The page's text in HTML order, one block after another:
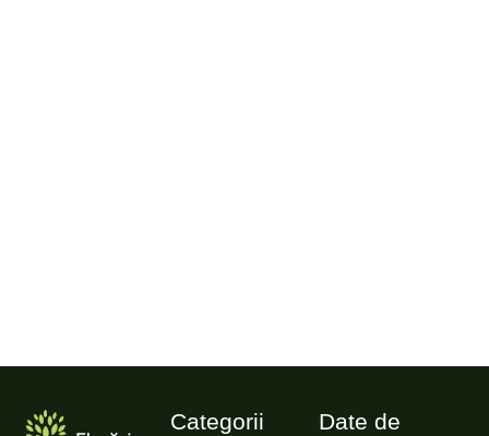
Categorii
Date de